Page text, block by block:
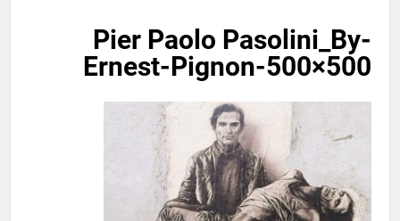
Pier Paolo Pasolini_By-
Ernest-Pignon-500×500